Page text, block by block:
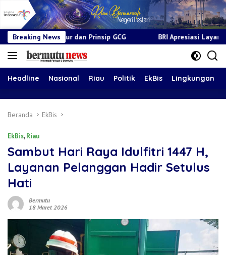
Breaking News
Prinsip GCG BRI Apresiasi Layanan Kepada Pensiunan
Headline Nasional Riau Politik EkBis Lingkungan
Beranda EkBis
EkBis,Riau
Sambut Hari Raya Idulfitri 1447 H,
Layanan Pelanggan Hadir Setulus
Hati
Bermutu
18 Maret 2026